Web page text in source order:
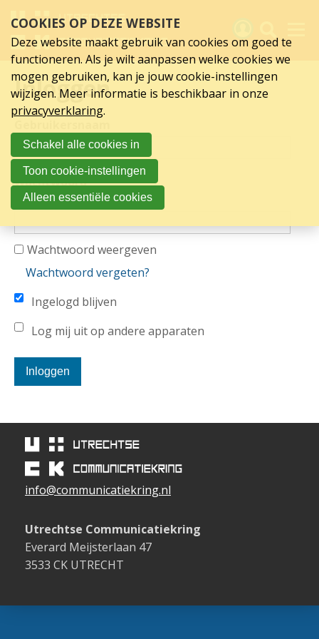
Inloggen
links
over
Spring
hoofd
inhoud
Spring
naar
hoofdnavigatie
Inloggen
Wachtwoord
Wachtwoord weergeven
Wachtwoord vergeten?
Ingelogd blijven
Log mij uit op andere apparaten
Inloggen
info@communicatiekring.nl
Utrechtse Communicatiekring
Everard Meijsterlaan 47
3533 CK UTRECHT
Activiteiten
Nieuws
Verslagen
Sluit je aan
Over UCK
COOKIES OP DEZE WEBSITE
Deze website maakt gebruik van cookies om goed te
functioneren. Als je wilt aanpassen welke cookies we
mogen gebruiken, kan je jouw cookie-instellingen
wijzigen. Meer informatie is beschikbaar in onze
privacyverklaring.
Schakel alle cookies in
Toon cookie-instellingen
Alleen essentiële cookies